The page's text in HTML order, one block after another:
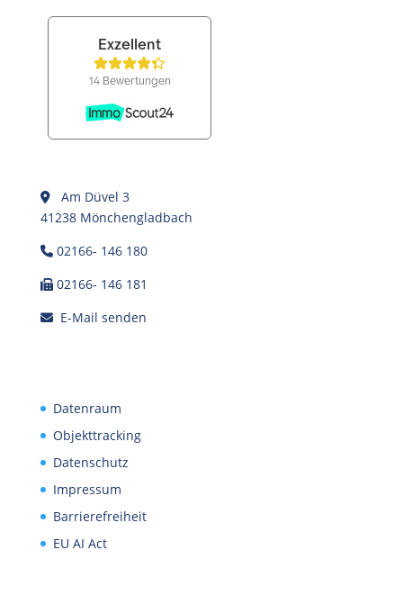
Am Düvel 3
41238 Mönchengladbach
02166- 146 180
02166- 146 181
E-Mail senden
Datenraum
Objekttracking
Datenschutz
Impressum
Barrierefreiheit
EU AI Act